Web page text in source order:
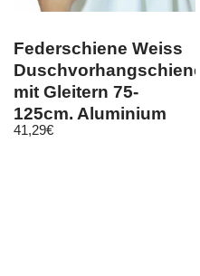
Federschiene Weiss
Duschvorhangschiene
mit Gleitern 75-
125cm. Aluminium
41,29€